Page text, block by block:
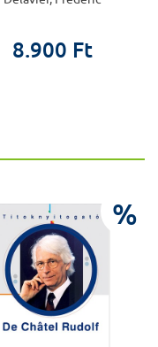
8.900 Ft
%